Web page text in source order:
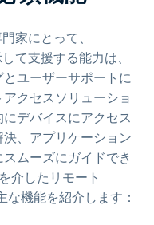
家にとって、
支援する能力は、
ユーザーサポートに
クセスソリューショ
デバイスにアクセス
、アプリケーション
ムーズにガイドでき
介したリモート
機能を紹介します：